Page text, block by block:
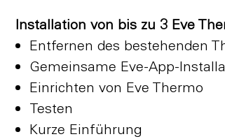
Installation von bis zu 3 Eve
Entfernen des bestehenden
Gemeinsame Eve-App-
Einrichten von Eve Thermo
Testen
Kurze Einführung